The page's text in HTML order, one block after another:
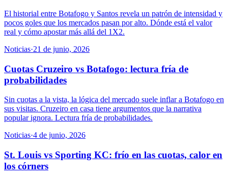
El historial entre Botafogo y Santos revela un patrón de intensidad y
pocos goles que los mercados pasan por alto. Dónde está el valor
real y cómo apostar más allá del 1X2.
Noticias·21 de junio, 2026
Cuotas Cruzeiro vs Botafogo: lectura fría de
probabilidades
Sin cuotas a la vista, la lógica del mercado suele inflar a Botafogo en
sus visitas. Cruzeiro en casa tiene argumentos que la narrativa
popular ignora. Lectura fría de probabilidades.
Noticias·4 de junio, 2026
St. Louis vs Sporting KC: frío en las cuotas, calor en
los córners